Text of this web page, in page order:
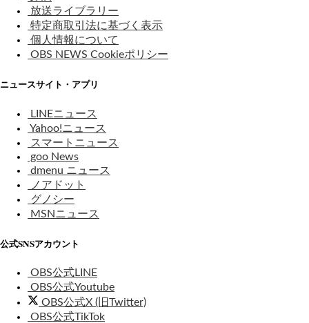
放送ライブラリー
特定商取引法に基づく表示
個人情報について
OBS NEWS Cookieポリシー
ニュースサイト・アプリ
LINEニュース
Yahoo!ニュース
スマートニュース
goo News
dmenu ニュース
ノアドット
グノシー
MSNニュース
公式SNSアカウント
OBS公式LINE
OBS公式Youtube
OBS公式X (旧Twitter)
OBS公式TikTok